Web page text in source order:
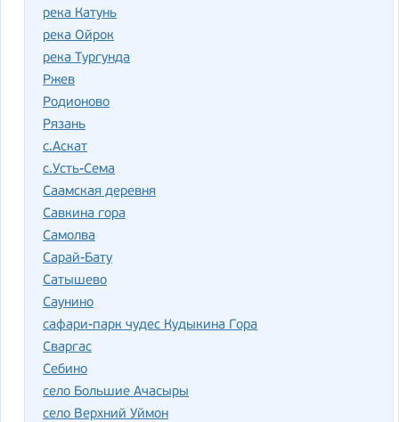
река Катунь
река Ойрок
река Тургунда
Ржев
Родионово
Рязань
с.Аскат
с.Усть-Сема
Саамская деревня
Савкина гора
Самолва
Сарай-Бату
Сатышево
Саунино
сафари-парк чудес Кудыкина Гора
Сваргас
Себино
село Большие Ачасыры
село Верхний Уймон